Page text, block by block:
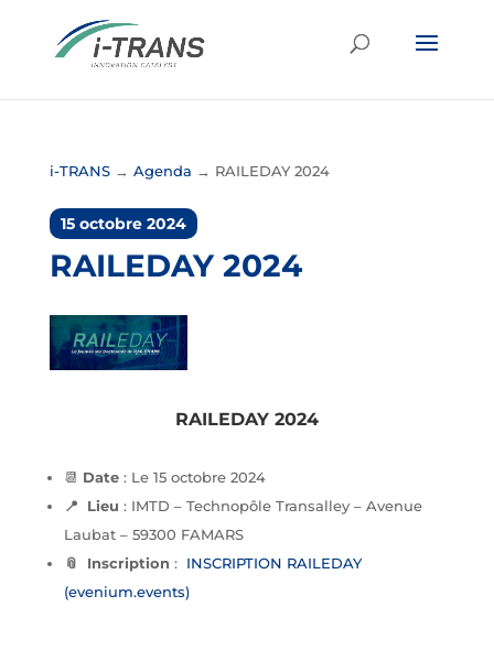
i-TRANS→ Agenda → RAILEDAY 2024
15 octobre 2024
RAILEDAY 2024
RAILEDAY 2024
📆 Date: Le 15 octobre 2024
📍 Lieu : IMTD – Technopôle Transalley – Avenue
Laubat – 59300 FAMARS
📎 Inscription : INSCRIPTION RAILEDAY
(evenium.events)